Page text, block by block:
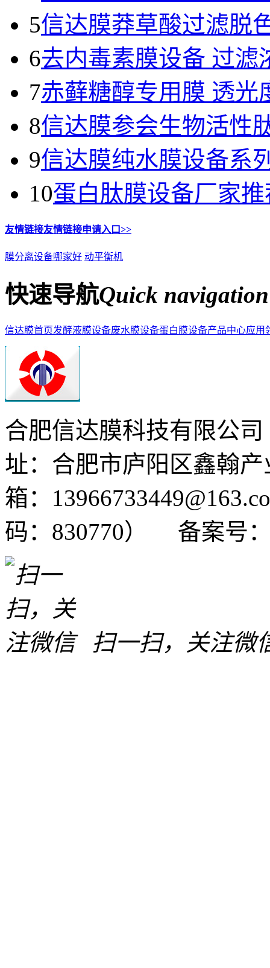
5信达膜莽草酸过滤脱
6去内毒素膜设备 过滤
7赤藓糖醇专用膜 透光
8信达膜参会生物活性
9信达膜纯水膜设备系
10蛋白肽膜设备厂家推
友情链接友情链接申请入口>>
膜分离设备哪家好 动平衡机
快速导航Quick navigation
信达膜首页发酵液膜设备废水膜设备蛋白膜设备产品中心应用
合肥信达膜科技有限公司
址：合肥市庐阳区鑫翰产
箱：
码：830770）
备案号
扫一扫，关注微